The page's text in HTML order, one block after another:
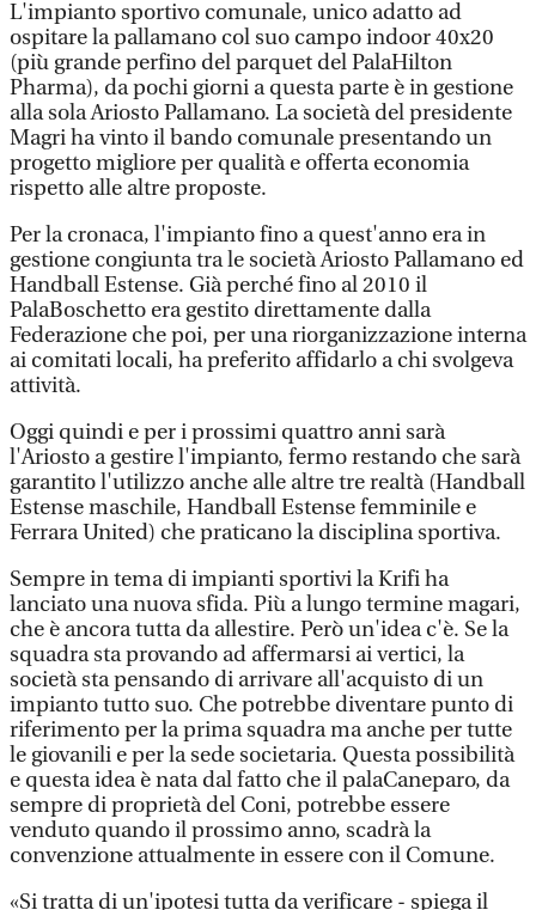
L'impianto sportivo comunale, unico adatto ad
ospitare la pallamano col suo campo indoor 40x20
(più grande perfino del parquet del PalaHilton
Pharma), da pochi giorni a questa parte è in gestione
alla sola Ariosto Pallamano. La società del presidente
Magri ha vinto il bando comunale presentando un
progetto migliore per qualità e offerta economia
rispetto alle altre proposte.
Per la cronaca, l'impianto fino a quest'anno era in
gestione congiunta tra le società Ariosto Pallamano ed
Handball Estense. Già perché fino al 2010 il
PalaBoschetto era gestito direttamente dalla
Federazione che poi, per una riorganizzazione interna
ai comitati locali, ha preferito affidarlo a chi svolgeva
attività.
Oggi quindi e per i prossimi quattro anni sarà
l'Ariosto a gestire l'impianto, fermo restando che sarà
garantito l'utilizzo anche alle altre tre realtà (Handball
Estense maschile, Handball Estense femminile e
Ferrara United) che praticano la disciplina sportiva.
Sempre in tema di impianti sportivi la Krifi ha
lanciato una nuova sfida. Più a lungo termine magari,
che è ancora tutta da allestire. Però un'idea c'è. Se la
squadra sta provando ad affermarsi ai vertici, la
società sta pensando di arrivare all'acquisto di un
impianto tutto suo. Che potrebbe diventare punto di
riferimento per la prima squadra ma anche per tutte
le giovanili e per la sede societaria. Questa possibilità
e questa idea è nata dal fatto che il palaCaneparo, da
sempre di proprietà del Coni, potrebbe essere
venduto quando il prossimo anno, scadrà la
convenzione attualmente in essere con il Comune.
«Si tratta di un'ipotesi tutta da verificare - spiega il